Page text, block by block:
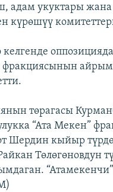
адам укуктары
күрөшүү
фракциясынын
төрагасы
“Ата Мекен”
Шердин кыйыр
Төлөгөновдун
“Атамекенчи”